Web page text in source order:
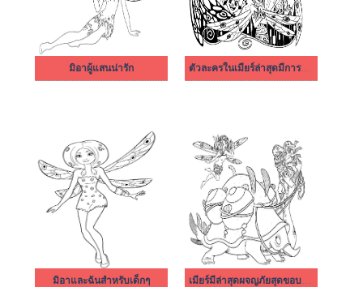
มิอาผู้แสนน่ารัก ตัวละครในเมียร์ล่าสุดมีการผจญภัยสุดขอบฟ้า
มิอาและฉันสำหรับเด็กๆ เมียร์มีล่าสุดผจญภัยสุดขอบฟ้า ปกติ